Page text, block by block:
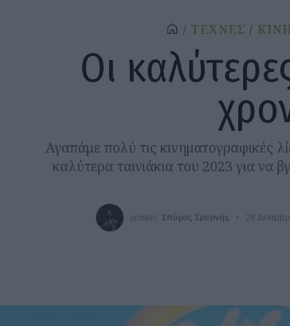
ΤΕΧΝΕΣ
Oι
Αγαπάμε πολύ τις κινηματογραφικές
καλύτερα ταινιάκια του 2023 για να
γράφει: Σπύρος Σμυρνής 28